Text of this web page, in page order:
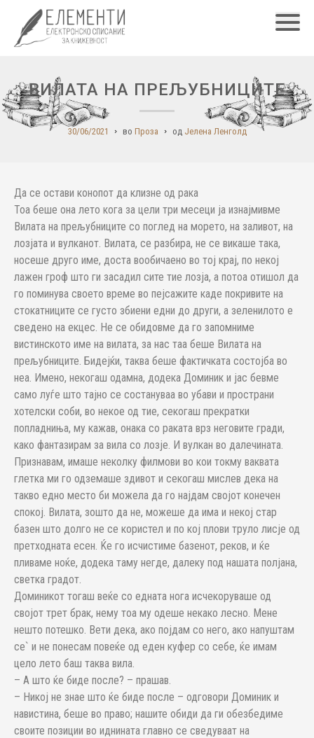
ВИЛАТА НА ПРЕЉУБНИЦИТЕ
30/06/2021 во Проза од Јелена Ленголд
Да се остави конопот да клизне од рака
Тоа беше она лето кога за цели три месеци ја изнајмивме
Вилата на прељубниците со поглед на морето, на заливот, на
лозјата и вулканот. Вилата, се разбира, не се викаше така,
носеше друго име, доста вообичаено во тој крај, по некој
лажен гроф што ги засадил сите тие лозја, а потоа отишол да
го поминува своето време во пејсажите каде покривите на
стокатниците се густо збиени едни до други, а зеленилото е
сведено на екцес. Не се обидовме да го запомниме
вистинското име на вилата, за нас таа беше Вилата на
прељубниците. Бидејќи, таква беше фактичката состојба во
неа. Имено, некогаш одамна, додека Доминик и јас бевме
само луѓе што тајно се состануваа во убави и пространи
хотелски соби, во некое од тие, секогаш прекратки
попладниња, му кажав, онака со раката врз неговите гради,
како фантазирам за вила со лозје. И вулкан во далечината.
Признавам, имаше неколку филмови во кои токму ваквата
глетка ми го одземаше здивот и секогаш мислев дека на
такво едно место би можела да го најдам својот конечен
спокој. Вилата, зошто да не, можеше да има и некој стар
базен што долго не се користел и по кој плови труло лисје од
претходната есен. Ќе го исчистиме базенот, реков, и ќе
пливаме ноќе, додека таму негде, далеку под нашата полјана,
светка градот.
Доминикот тогаш веќе со едната нога исчекоруваше од
својот трет брак, нему тоа му одеше некако лесно. Мене
нешто потешко. Вети дека, ако појдам со него, ако напуштам
се` и не понесам повеќе од еден куфер со себе, ќе имам
цело лето баш таква вила.
– А што ќе биде после? – прашав.
– Никој не знае што ќе биде после – одговори Доминик и
навистина, беше во право; нашите обиди да ги обезбедиме
своите позиции во иднината главно се сведуваат на